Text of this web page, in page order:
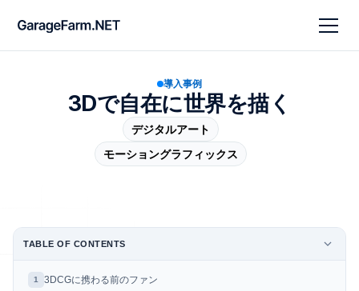
導入事例
3Dで自在に世界を描く
デジタルアート
モーショングラフィックス
TABLE OF CONTENTS
1 3DCGに携わる前のファン